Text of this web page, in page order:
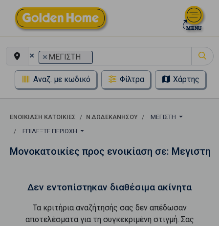
× × ΜΕΓΙΣΤΗ
Αναζ. με κωδικό Φίλτρα Χάρτης
ΕΝΟΙΚΊΑΣΗ ΚΑΤΟΙΚΊΕΣ Ν.ΔΩΔΕΚΑΝΗΣΟΥ
ΜΕΓΙΣΤΗ
ΕΠΙΛΈΞΤΕ ΠΕΡΙΟΧΉ
Μονοκατοικίες προς ενοικίαση σε: Μεγιστη
Δεν εντοπίστηκαν διαθέσιμα ακίνητα
Τα κριτήρια αναζήτησής σας δεν απέδωσαν
αποτελέσματα για τη συγκεκριμένη στιγμή. Σας